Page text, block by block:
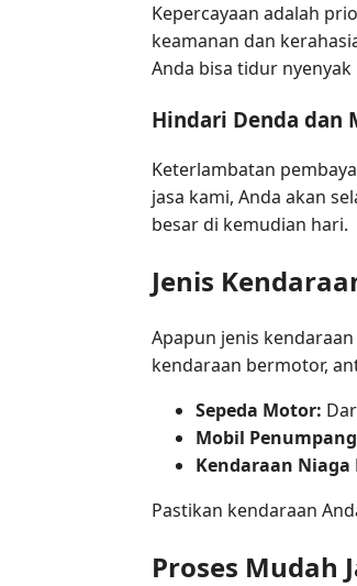
Kepercayaan adalah
keamanan dan
Anda bisa tidur
Hindari Denda dan
Keterlambatan
jasa kami, Anda akan
besar di kemudian hari.
Jenis
Apapun jenis
kendaraan bermotor,
Sepeda Motor:
Mobil
Kendaraan Niaga
Pastikan kendaraan
Proses Mudah